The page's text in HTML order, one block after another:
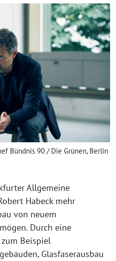
Bündnis 90 / Die Grünen, Berlin
Allgemeine
Habeck mehr
von neuem
Durch eine
Beispiel
Glasfaserausbau